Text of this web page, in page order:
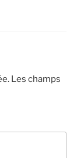
Les champs